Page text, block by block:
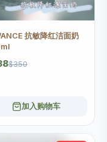
抗敏降红洁面奶
$350
加入购物车